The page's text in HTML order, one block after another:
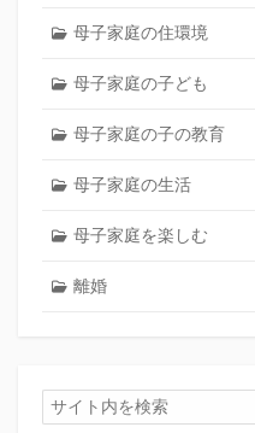
母子家庭の住環境
母子家庭の子ども
母子家庭の子の教育
母子家庭の生活
母子家庭を楽しむ
離婚
検
索